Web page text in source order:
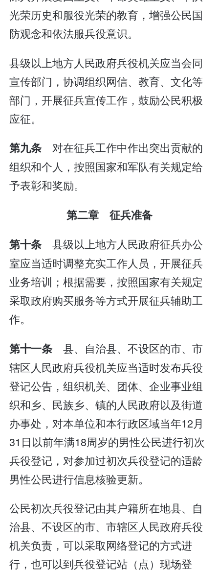
光荣历史和服役光荣的教育，增强公民国
防观念和依法服兵役意识。
县级以上地方人民政府兵役机关应当会同
宣传部门，协调组织网信、教育、文化等
部门，开展征兵宣传工作，鼓励公民积极
应征。
第九条 对在征兵工作中作出突出贡献的
组织和个人，按照国家和军队有关规定给
予表彰和奖励。
第二章 征兵准备
第十条 县级以上地方人民政府征兵办公
室应当适时调整充实工作人员，开展征兵
业务培训；根据需要，按照国家有关规定
采取政府购买服务等方式开展征兵辅助工
作。
第十一条 县、自治县、不设区的市、市
辖区人民政府兵役机关应当适时发布兵役
登记公告，组织机关、团体、企业事业组
织和乡、民族乡、镇的人民政府以及街道
办事处，对本单位和本行政区域当年12月
31日以前年满18周岁的男性公民进行初次
兵役登记，对参加过初次兵役登记的适龄
男性公民进行信息核验更新。
公民初次兵役登记由其户籍所在地县、自
治县、不设区的市、市辖区人民政府兵役
机关负责，可以采取网络登记的方式进
行，也可以到兵役登记站（点）现场登